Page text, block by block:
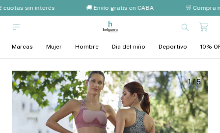
sin interés 🚚 Envío gratis en CABA 🛒 Compra
Marcas Mujer Hombre Dia del niño Deportivo 10%
1/5